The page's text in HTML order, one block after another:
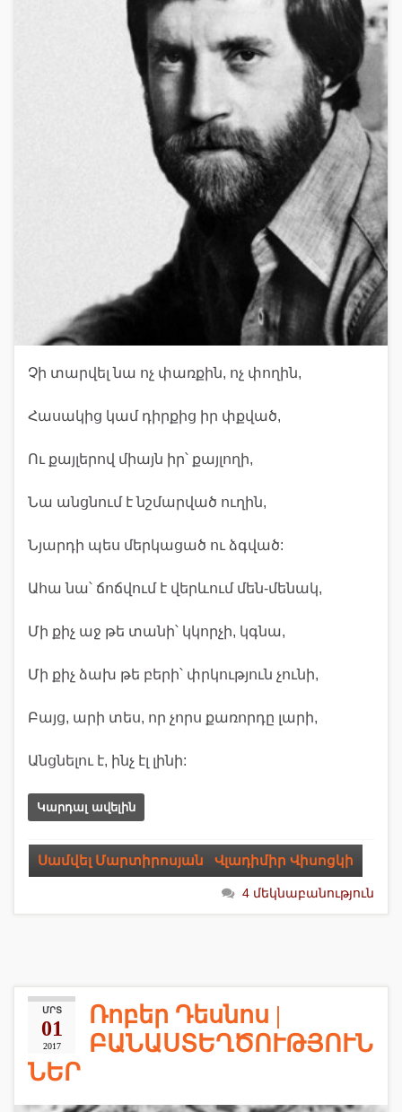
Չի տարվել նա ոչ փառքին, ոչ փողին,
Հասակից կամ դիրքից իր փքված,
Ու քայլերով միայն իր՝ քայլողի,
Նա անցնում է նշմարված ուղին,
Նյարդի պես մերկացած ու ձգված:
Ահա նա՝ ճոճվում է վերևում մեն-մենակ,
Մի քիչ աջ թե տանի՝ կկորչի, կգնա,
Մի քիչ ձախ թե բերի՝ փրկություն չունի,
Բայց, արի տես, որ չորս քառորդը լարի,
Անցնելու է, ինչ էլ լինի:
Կարդալ ավելին
Սամվել Մարտիրոսյան Վլադիմիր Վիսոցկի
4 մեկնաբանություն
ՄՐՏ
01
2017
Ռոբեր Դեսնոս |
ԲԱՆԱՍՏԵՂԾՈՒԹՅՈՒՆ
ՆԵՐ